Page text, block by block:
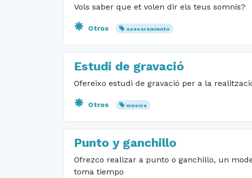
Vols saber que et volen dir els teus somnis?
Otros asesoramiento
Estudi de gravació
Ofereixo estudi de gravació per a la
Otros música
Punto y ganchillo
Ofrezco realizar a punto o ganchillo, un
toma tiempo